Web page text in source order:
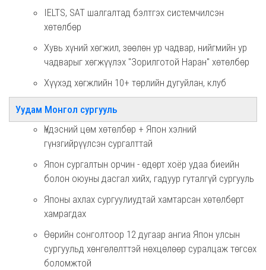
IELTS, SAT шалгалтад бэлтгэх системчилсэн
хөтөлбөр
Хувь хүний хөгжил, зөөлөн ур чадвар, нийгмийн ур
чадварыг хөгжүүлэх "Зорилготой Наран" хөтөлбөр
Хүүхэд хөгжлийн 10+ төрлийн дугуйлан, клуб
Уудам Монгол сургууль
Үндэсний цөм хөтөлбөр + Япон хэлний
гүнзгийрүүлсэн сургалттай
Япон сургалтын орчин - өдөрт хоёр удаа биеийн
болон оюуны дасгал хийх, гадуур гуталгүй сургууль
Японы ахлах сургуулиудтай хамтарсан хөтөлбөрт
хамрагдах
Өөрийн сонголтоор 12 дугаар ангиа Япон улсын
сургуульд хөнгөлөлттэй нөхцөлөөр суралцаж төгсөх
боломжтой